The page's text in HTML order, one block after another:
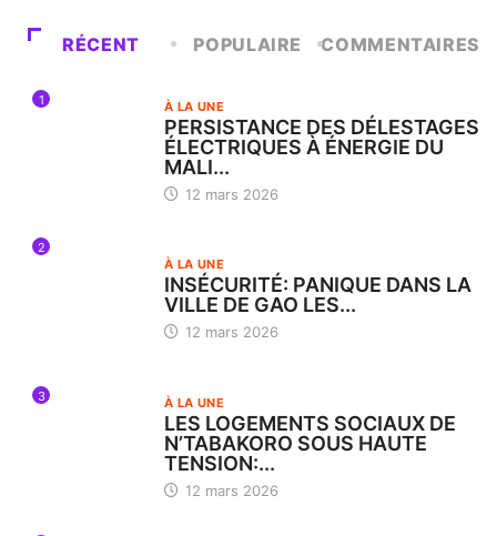
RÉCENT POPULAIRE COMMENTAIRES
1 À LA UNE
PERSISTANCE DES DÉLESTAGES
ÉLECTRIQUES À ÉNERGIE DU
MALI...
12 mars 2026
2
À LA UNE
INSÉCURITÉ: PANIQUE DANS LA
VILLE DE GAO LES...
12 mars 2026
3 À LA UNE
LES LOGEMENTS SOCIAUX DE
N’TABAKORO SOUS HAUTE
TENSION:...
12 mars 2026